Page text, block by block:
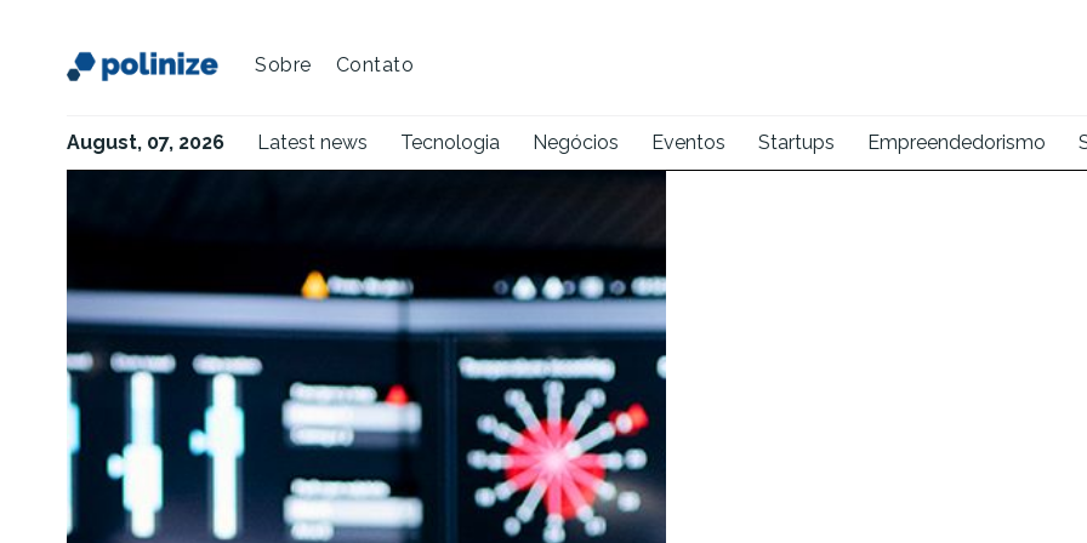
Sobre Contato
August, 07, 2026 Latest news Tecnologia Negócios Eventos Startups Empreendedorismo